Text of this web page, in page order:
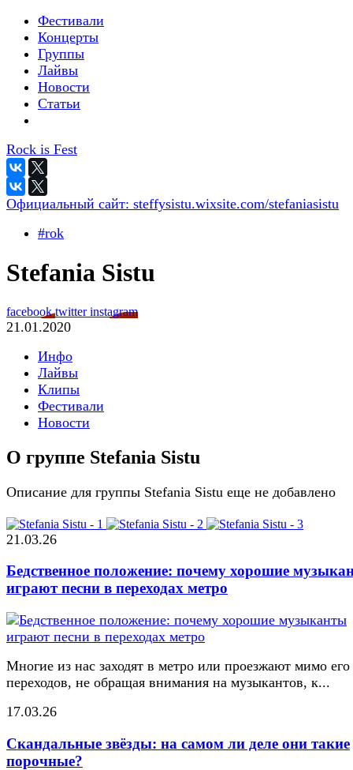
Фестивали
Концерты
Группы
Лайвы
Новости
Статьи
Rock is Fest
Официальный сайт: steffysistu.wixsite.com/stefaniasistu
#rok
Stefania Sistu
facebooktwitterinstagram
21.01.2020
Инфо
Лайвы
Клипы
Фестивали
Новости
О группе Stefania Sistu
Описание для группы Stefania Sistu еще не добавлено
21.03.26
Бедственное положение: почему хорошие
играют песни в переходах метро
Многие из нас заходят в метро или проезжают мимо его
переходов, не обращая внимания на музыкантов, к...
17.03.26
Скандальные звёзды: на самом ли деле они такие
порочные?